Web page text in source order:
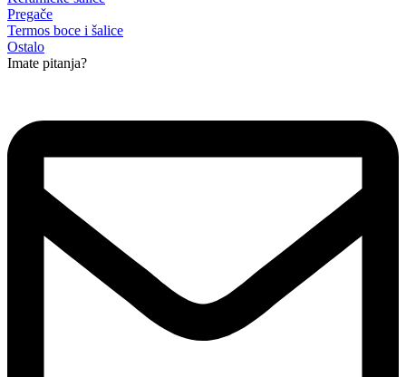
Pregače
Termos boce i šalice
Ostalo
Imate pitanja?